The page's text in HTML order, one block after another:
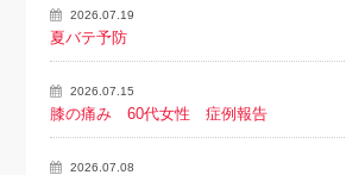
2026.07.19
夏バテ予防
2026.07.15
膝の痛み 60代女性 症例報告
2026.07.08